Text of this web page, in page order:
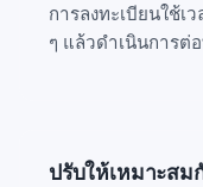
การลงทะเบียนใช้เ
ๆ แล้วดำเนินการต่
ปรับให้เหมาะส